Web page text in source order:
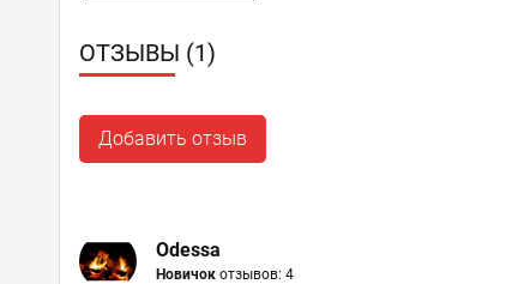
ОТЗЫВЫ (1)
Добавить отзыв
Odessa
Новичокотзывов: 4